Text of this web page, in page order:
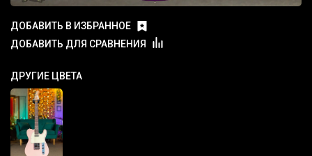
ДОБАВИТЬ В ИЗБРАННОЕ
ДОБАВИТЬ ДЛЯ СРАВНЕНИЯ
ДРУГИЕ ЦВЕТА